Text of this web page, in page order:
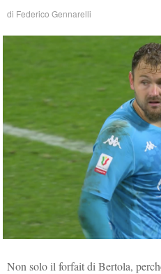
di Federico Gennarelli
Non solo il forfait di Bertola,